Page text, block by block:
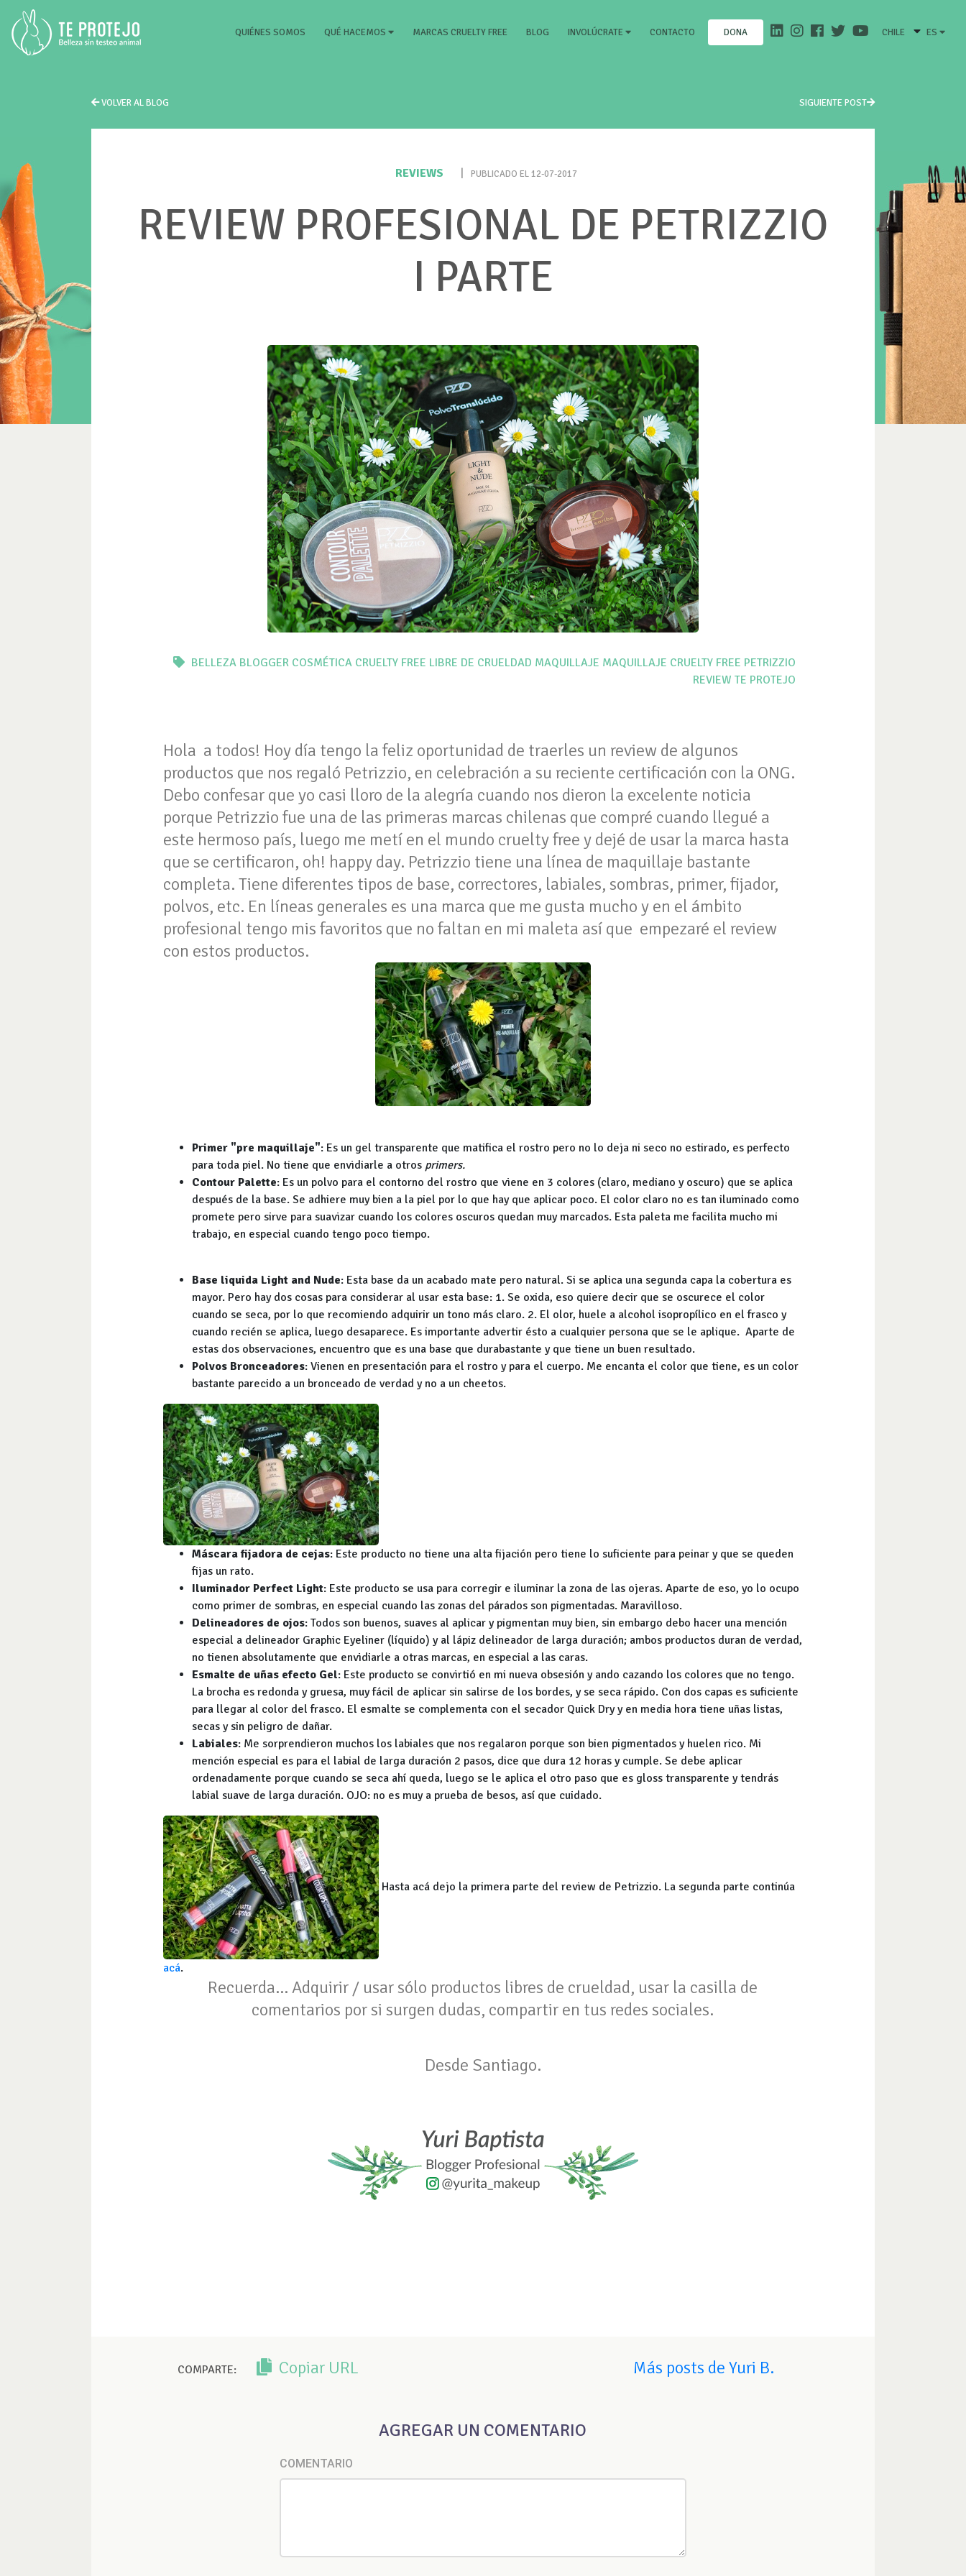
QUIÉNES SOMOS (CURRENT)
QUÉ HACEMOS MARCAS CRUELTY FREE BLOG INVOLÚCRATE CONTACTO DONA CHILE ES
VOLVER AL BLOG SIGUIENTE POST
REVIEWS PUBLICADO EL 12-07-2017
REVIEW PROFESIONAL DE PETRIZZIO
I PARTE
BELLEZA BLOGGER COSMÉTICA CRUELTY FREE LIBRE DE CRUELDAD MAQUILLAJE MAQUILLAJE CRUELTY FREE PETRIZZIO
REVIEW TE PROTEJO
Hola a todos! Hoy día tengo la feliz oportunidad de traerles un review de algunos
productos que nos regaló Petrizzio, en celebración a su reciente certificación con la ONG.
Debo confesar que yo casi lloro de la alegría cuando nos dieron la excelente noticia
porque Petrizzio fue una de las primeras marcas chilenas que compré cuando llegué a
este hermoso país, luego me metí en el mundo cruelty free y dejé de usar la marca hasta
que se certificaron, oh! happy day. Petrizzio tiene una línea de maquillaje bastante
completa. Tiene diferentes tipos de base, correctores, labiales, sombras, primer, fijador,
polvos, etc. En líneas generales es una marca que me gusta mucho y en el ámbito
profesional tengo mis favoritos que no faltan en mi maleta así que empezaré el review
con estos productos.
Primer "pre maquillaje": Es un gel transparente que matifica el rostro pero no lo deja ni seco no estirado, es perfecto
para toda piel. No tiene que envidiarle a otros primers.
Contour Palette: Es un polvo para el contorno del rostro que viene en 3 colores (claro, mediano y oscuro) que se aplica
después de la base. Se adhiere muy bien a la piel por lo que hay que aplicar poco. El color claro no es tan iluminado como
promete pero sirve para suavizar cuando los colores oscuros quedan muy marcados. Esta paleta me facilita mucho mi
trabajo, en especial cuando tengo poco tiempo.
Base liquida Light and Nude: Esta base da un acabado mate pero natural. Si se aplica una segunda capa la cobertura es
mayor. Pero hay dos cosas para considerar al usar esta base: 1. Se oxida, eso quiere decir que se oscurece el color
cuando se seca, por lo que recomiendo adquirir un tono más claro. 2. El olor, huele a alcohol isopropílico en el frasco y
cuando recién se aplica, luego desaparece. Es importante advertir ésto a cualquier persona que se le aplique. Aparte de
estas dos observaciones, encuentro que es una base que durabastante y que tiene un buen resultado.
Polvos Bronceadores: Vienen en presentación para el rostro y para el cuerpo. Me encanta el color que tiene, es un color
bastante parecido a un bronceado de verdad y no a un cheetos.
Máscara fijadora de cejas: Este producto no tiene una alta fijación pero tiene lo suficiente para peinar y que se queden
fijas un rato.
Iluminador Perfect Light: Este producto se usa para corregir e iluminar la zona de las ojeras. Aparte de eso, yo lo ocupo
como primer de sombras, en especial cuando las zonas del párados son pigmentadas. Maravilloso.
Delineadores de ojos: Todos son buenos, suaves al aplicar y pigmentan muy bien, sin embargo debo hacer una mención
especial a delineador Graphic Eyeliner (líquido) y al lápiz delineador de larga duración; ambos productos duran de verdad,
no tienen absolutamente que envidiarle a otras marcas, en especial a las caras.
Esmalte de uñas efecto Gel: Este producto se convirtió en mi nueva obsesión y ando cazando los colores que no tengo.
La brocha es redonda y gruesa, muy fácil de aplicar sin salirse de los bordes, y se seca rápido. Con dos capas es suficiente
para llegar al color del frasco. El esmalte se complementa con el secador Quick Dry y en media hora tiene uñas listas,
secas y sin peligro de dañar.
Labiales: Me sorprendieron muchos los labiales que nos regalaron porque son bien pigmentados y huelen rico. Mi
mención especial es para el labial de larga duración 2 pasos, dice que dura 12 horas y cumple. Se debe aplicar
ordenadamente porque cuando se seca ahí queda, luego se le aplica el otro paso que es gloss transparente y tendrás
labial suave de larga duración. OJO: no es muy a prueba de besos, así que cuidado.
Hasta acá dejo la primera parte del review de Petrizzio. La segunda parte continúa
acá.
Recuerda… Adquirir / usar sólo productos libres de crueldad, usar la casilla de
comentarios por si surgen dudas, compartir en tus redes sociales.
Desde Santiago.
COMPARTE: Copiar URL Más posts de Yuri B.
AGREGAR UN COMENTARIO
COMENTARIO